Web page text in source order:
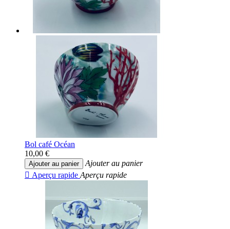
Bol café Océan
10,00 €
Ajouter au panier
Ajouter au panier
 Aperçu rapide Aperçu rapide